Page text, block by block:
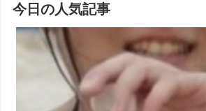
今日の人気記事